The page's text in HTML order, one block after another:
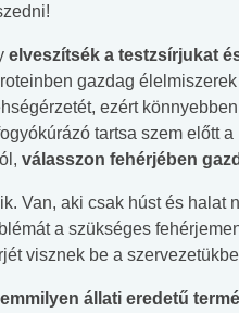
elveszítsék a testzsírjukat
gazdag
ezért
tartsa szem előtt a
válasszon fehérjében
Van, aki csak húst és halat
a szükséges
visznek be a
állati eredetű
#Suli, munka
nyelvvizsga teszt -
No.42